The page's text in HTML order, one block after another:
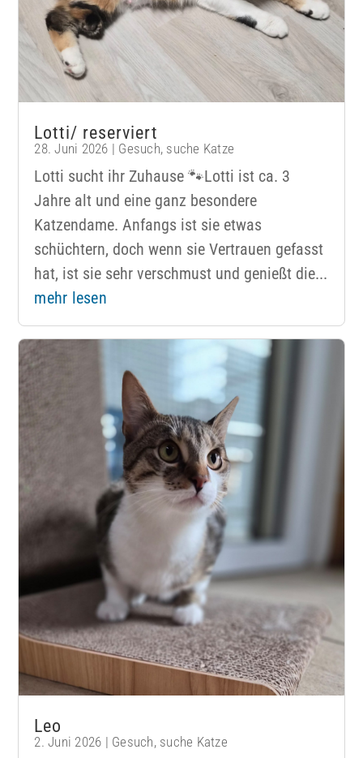
Lotti/ reserviert
28. Juni 2026 | Gesuch, suche Katze
Lotti sucht ihr Zuhause 🐾Lotti ist ca. 3
Jahre alt und eine ganz besondere
Katzendame. Anfangs ist sie etwas
schüchtern, doch wenn sie Vertrauen gefasst
hat, ist sie sehr verschmust und genießt die...
mehr lesen
Leo
2. Juni 2026 | Gesuch, suche Katze